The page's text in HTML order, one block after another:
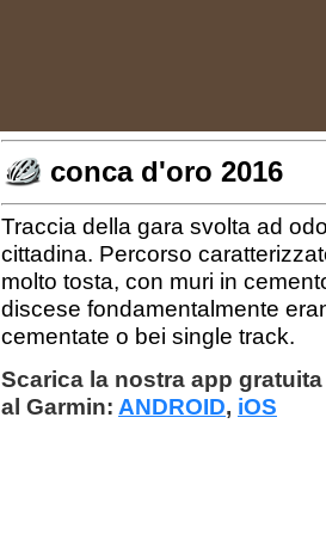
conca d'oro 2016
Traccia della gara svolta ad
cittadina. Percorso
molto tosta, con muri in
discese fondamentalmente
cementate o bei single track.
Scarica la nostra app
al Garmin: ANDROID, iOS